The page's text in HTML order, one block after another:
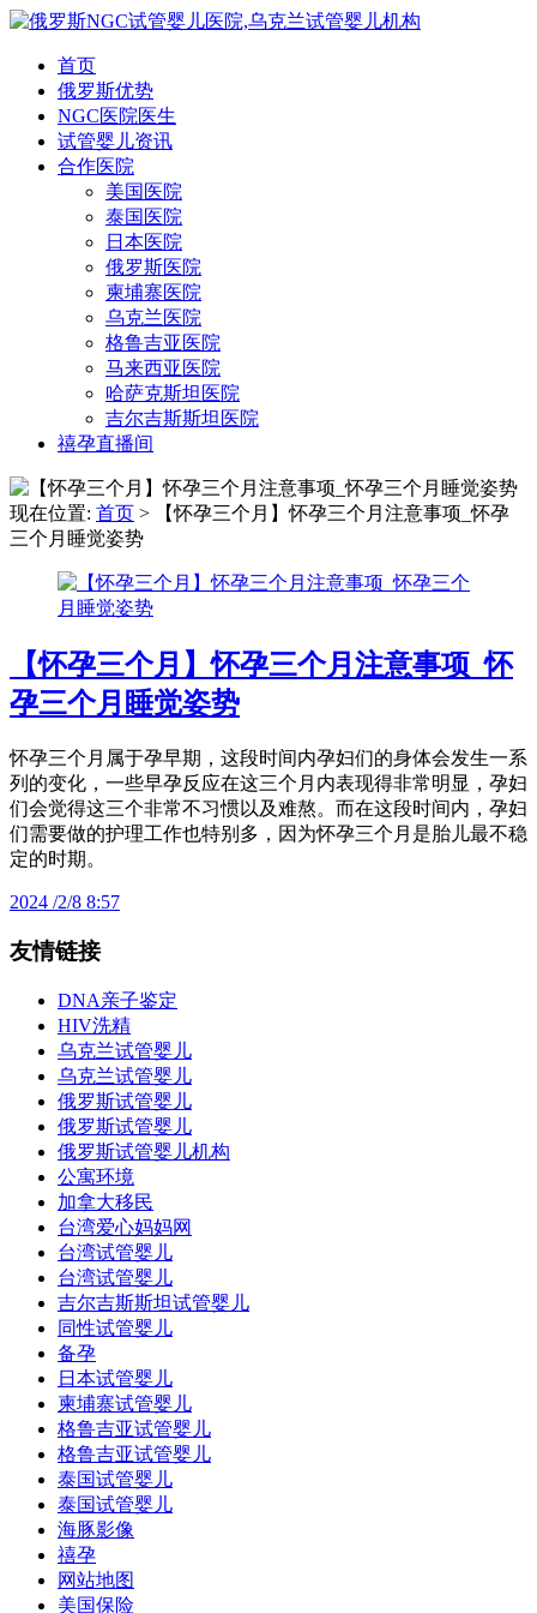
首页
俄罗斯优势
NGC医院医生
试管婴儿资讯
合作医院
美国医院
泰国医院
日本医院
俄罗斯医院
柬埔寨医院
乌克兰医院
格鲁吉亚医院
马来西亚医院
哈萨克斯坦医院
吉尔吉斯斯坦医院
禧孕直播间
现在位置: 首页 > 【怀孕三个月】怀孕三个月注意事项_怀孕
三个月睡觉姿势
【怀孕三个月】怀孕三个月注意事项_怀
孕三个月睡觉姿势
怀孕三个月属于孕早期，这段时间内孕妇们的身体会发生一系
列的变化，一些早孕反应在这三个月内表现得非常明显，孕妇
们会觉得这三个非常不习惯以及难熬。而在这段时间内，孕妇
们需要做的护理工作也特别多，因为怀孕三个月是胎儿最不稳
定的时期。
2024 /2/8 8:57
友情链接
DNA亲子鉴定
HIV洗精
乌克兰试管婴儿
乌克兰试管婴儿
俄罗斯试管婴儿
俄罗斯试管婴儿
俄罗斯试管婴儿机构
公寓环境
加拿大移民
台湾爱心妈妈网
台湾试管婴儿
台湾试管婴儿
吉尔吉斯斯坦试管婴儿
同性试管婴儿
备孕
日本试管婴儿
柬埔寨试管婴儿
格鲁吉亚试管婴儿
格鲁吉亚试管婴儿
泰国试管婴儿
泰国试管婴儿
海豚影像
禧孕
网站地图
美国保险